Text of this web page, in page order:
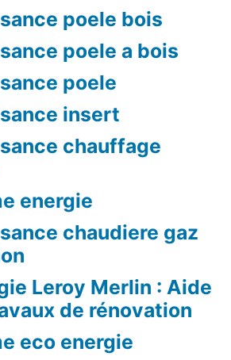
poele bois
poele a bois
poele
insert
chauffage
energie
chaudiere gaz
Leroy Merlin : Aide
de rénovation
eco energie